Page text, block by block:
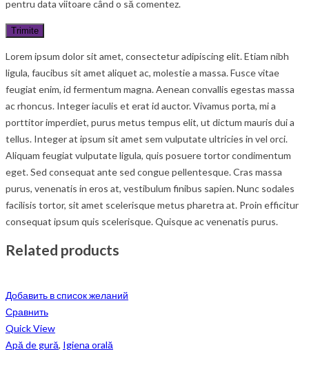
pentru data viitoare când o să comentez.
Lorem ipsum dolor sit amet, consectetur adipiscing elit. Etiam nibh
ligula, faucibus sit amet aliquet ac, molestie a massa. Fusce vitae
feugiat enim, id fermentum magna. Aenean convallis egestas massa
ac rhoncus. Integer iaculis et erat id auctor. Vivamus porta, mi a
porttitor imperdiet, purus metus tempus elit, ut dictum mauris dui a
tellus. Integer at ipsum sit amet sem vulputate ultricies in vel orci.
Aliquam feugiat vulputate ligula, quis posuere tortor condimentum
eget. Sed consequat ante sed congue pellentesque. Cras massa
purus, venenatis in eros at, vestibulum finibus sapien. Nunc sodales
facilisis tortor, sit amet scelerisque metus pharetra at. Proin efficitur
consequat ipsum quis scelerisque. Quisque ac venenatis purus.
Related products
Добавить в список желаний
Сравнить
Quick View
Apă de gură, Igiena orală